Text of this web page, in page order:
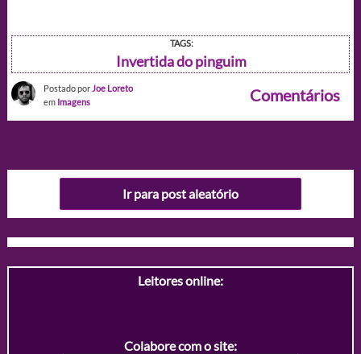
TAGS:
Invertida do pinguim
Postado por Joe Loreto
em Imagens Comentários
Ir para post aleatório
Leitores online:
Colabore com o site: